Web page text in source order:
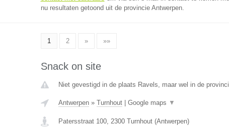
nu resultaten getoond uit de provincie Antwerpen.
1 2 » »»
Snack on site
Niet gevestigd in de plaats Ravels, maar wel in de
Antwerpen» Turnhout| Google maps ▼
Patersstraat 100, 2300 Turnhout(Antwerpen)